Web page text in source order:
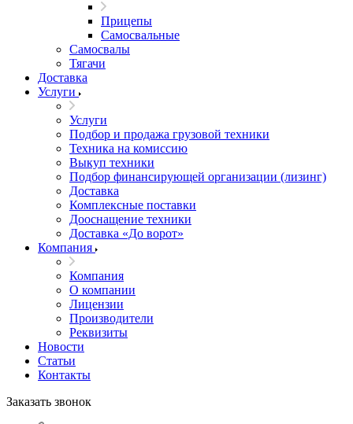
Прицепы
Самосвальные
Самосвалы
Тягачи
Доставка
Услуги
Услуги
Подбор и продажа грузовой техники
Техника на комиссию
Выкуп техники
Подбор финансирующей организации (лизинг)
Доставка
Комплексные поставки
Дооснащение техники
Доставка «До ворот»
Компания
Компания
О компании
Лицензии
Производители
Реквизиты
Новости
Статьи
Контакты
Заказать звонок